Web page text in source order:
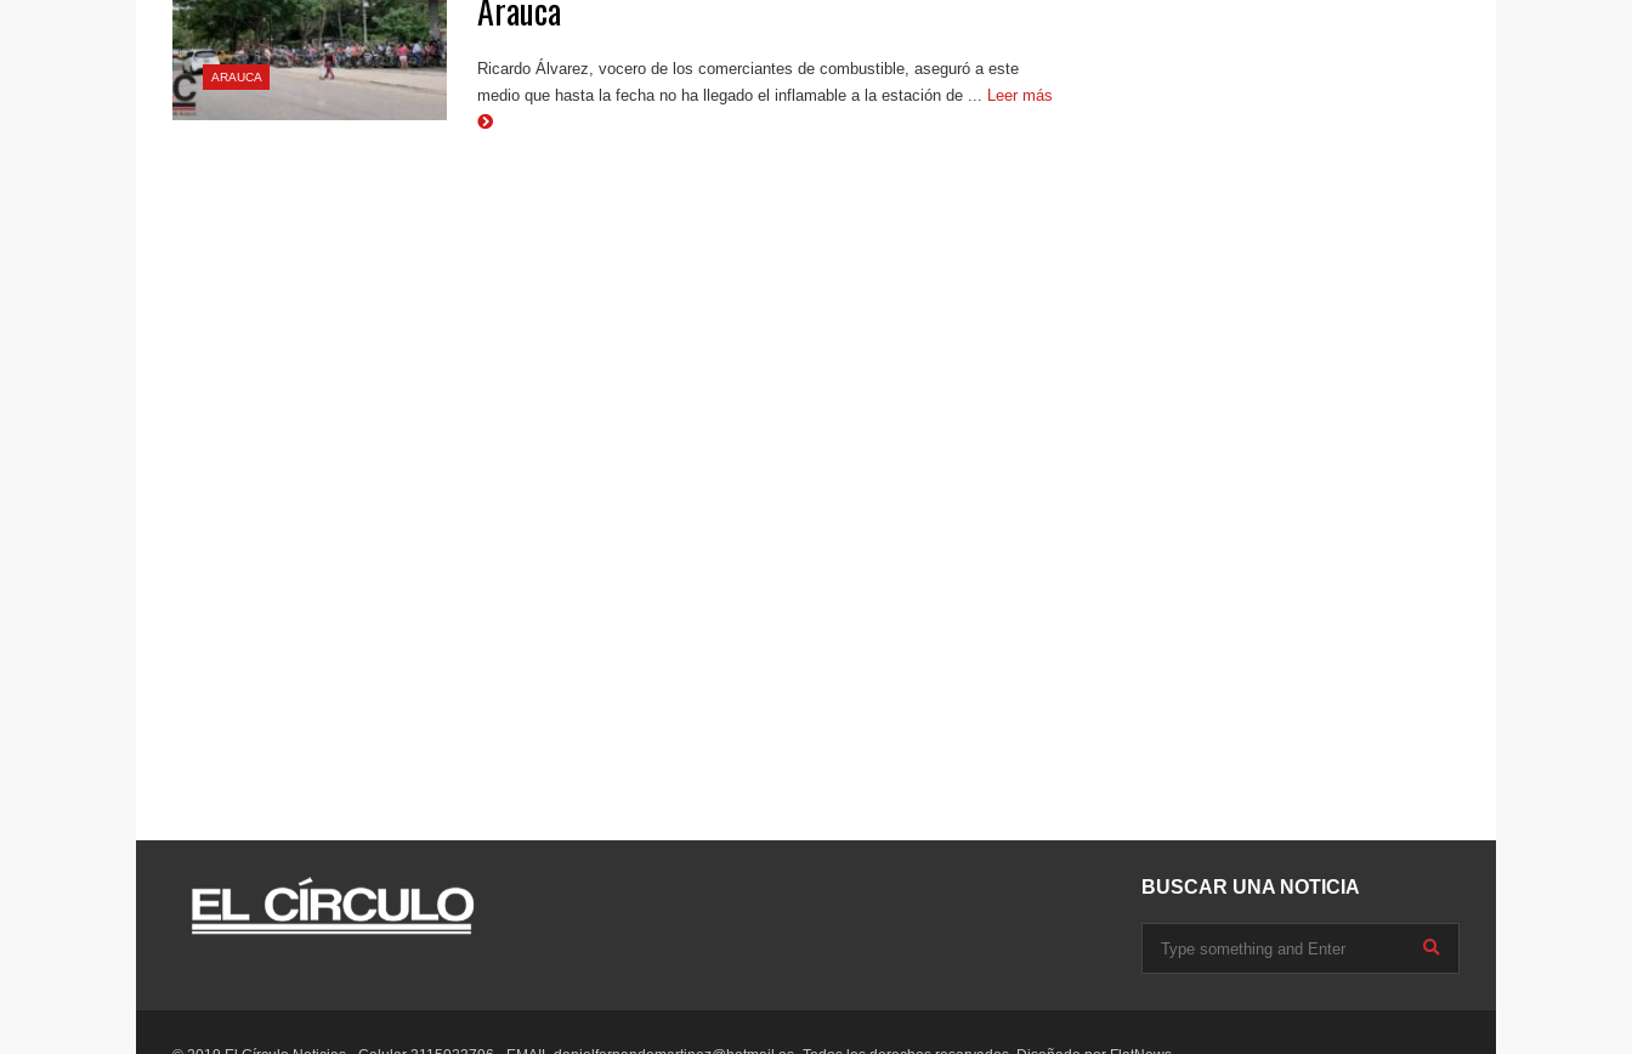
ARAUCA
Arauca
Ricardo Álvarez, vocero de los comerciantes de combustible, aseguró a este
medio que hasta la fecha no ha llegado el inflamable a la estación de ...
Leer más
BUSCAR UNA NOTICIA